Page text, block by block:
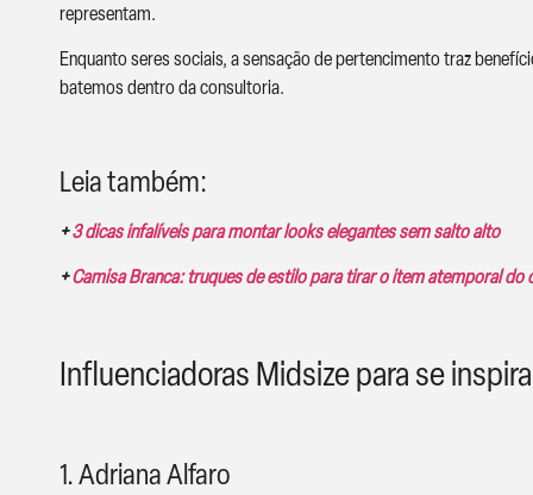
representam.
Enquanto seres sociais, a sensação de pertencimento traz
batemos dentro da consultoria.
Leia também:
+3 dicas infalíveis para montar looks elegantes sem salto alto
+Camisa Branca: truques de estilo para tirar o item atemporal do
Influenciadoras Midsize para se
1. Adriana Alfaro